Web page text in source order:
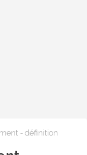
- définition